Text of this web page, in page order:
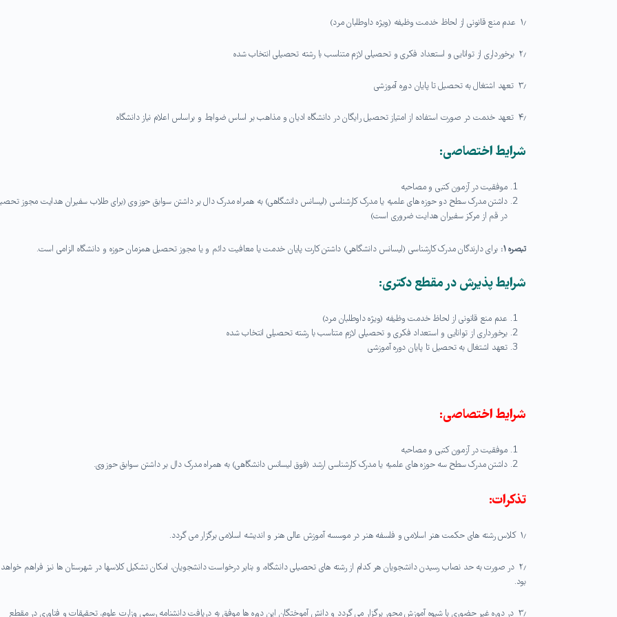
۱٫ عدم منع قانونی از لحاظ خدمت وظیفه (ویژه داوطلبان مرد)
۲٫ برخورداری از توانایی و استعداد فکری و تحصیلی لازم متناسب با رشته تحصیلی انتخاب شده
۳٫ تعهد اشتغال به تحصیل تا پایان دوره آموزشی
۴٫ تعهد خدمت در صورت استفاده از امتیاز تحصیل رایگان در دانشگاه ادیان و مذاهب بر اساس ضوابط و براساس اعلام نیاز دانشگاه
شرایط اختصاصی:
موفقیت در آزمون کتبی و مصاحبه
داشتن مدرک سطح دو حوزه های علمیه یا مدرک کارشناسی (لیسانس دانشگاهی) به همراه مدرک دال بر داشتن سوابق حوزوی (برای طلاب سفیران هدایت مجوز
در قم از مرکز سفیران هدایت ضروری است)
تبصره ۱ : برای دارندگان مدرک کارشناسی (لیسانس دانشگاهی) داشتن کارت پایان خدمت یا معافیت دائم و یا مجوز تحصیل همزمان حوزه و دانشگاه الزامی است.
شرایط پذیرش در مقطع دکتری:
عدم منع قانونی از لحاظ خدمت وظیفه (ویژه داوطلبان مرد)
برخورداری از توانایی و استعداد فکری و تحصیلی لازم متناسب با رشته تحصیلی انتخاب شده
تعهد اشتغال به تحصیل تا پایان دوره آموزشی
شرایط اختصاصی:
موفقیت در آزمون کتبی و مصاحبه
داشتن مدرک سطح سه حوزه های علمیه یا مدرک کارشناسی ارشد (فوق لیسانس دانشگاهی) به همراه مدرک دال بر داشتن سوابق حوزوی.
تذکرات:
۱٫ کلاس رشته های حکمت هنر اسلامی و فلسفه هنر در موسسه آموزش عالی هنر و اندیشه اسلامی برگزار می گردد.
۲٫ در صورت به حد نصاب رسیدن دانشجویان هر کدام از رشته های تحصیلی دانشگاه، و بنابر درخواست دانشجویان، امکان تشکیل کلاسها در شهرستان ها نیز فراهم خواهد
بود.
۳٫ در دوره غیر حضوری با شیوه آموزش محور برگزار می گردد و دانش آموختگان این دوره ها موفق به دریافت دانشنامه رسمی وزارت علوم، تحقیقات و فناوری در مقطع